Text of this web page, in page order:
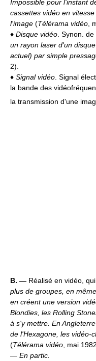
Impossible pour l'instant
cassettes vidéo en
l'image (Télérama vidéo,
♦ Disque vidéo. Synon. de
un rayon laser d'un
actuel) par simple
2).
♦ Signal vidéo. Signal
la bande des
la transmission d'une
B. — Réalisé en vidéo,
plus de groupes, en
en créent une version
Blondies, les Rolling
à s'y mettre. En
de l'Hexagone, les vidéo-
(Télérama vidéo , mai
— En partic.